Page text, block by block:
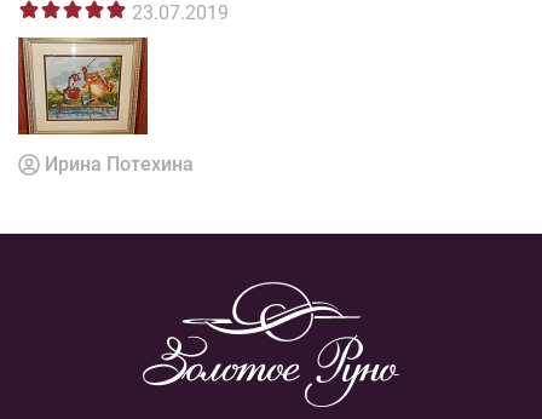
23.07.2019
Ирина Потехина